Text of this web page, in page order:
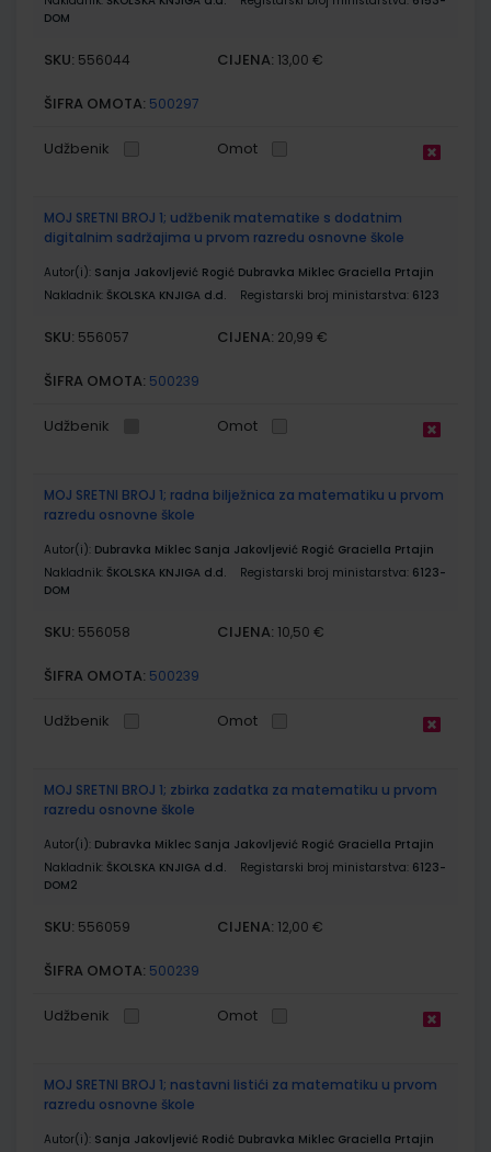
DOM
SKU: 556044 CIJENA: 13,00 €
ŠIFRA OMOTA: 500297
Udžbenik Omot
MOJ SRETNI BROJ 1; udžbenik matematike s dodatnim
digitalnim sadržajima u prvom razredu osnovne škole
Autor(i): Sanja Jakovljević Rogić Dubravka Miklec Graciella Prtajin
Nakladnik: ŠKOLSKA KNJIGA d.d. Registarski broj ministarstva: 6123
SKU: 556057 CIJENA: 20,99 €
ŠIFRA OMOTA: 500239
Udžbenik Omot
MOJ SRETNI BROJ 1; radna bilježnica za matematiku u prvom
razredu osnovne škole
Autor(i): Dubravka Miklec Sanja Jakovljević Rogić Graciella Prtajin
Nakladnik: ŠKOLSKA KNJIGA d.d. Registarski broj ministarstva: 6123-
DOM
SKU: 556058 CIJENA: 10,50 €
ŠIFRA OMOTA: 500239
Udžbenik Omot
MOJ SRETNI BROJ 1; zbirka zadatka za matematiku u prvom
razredu osnovne škole
Autor(i): Dubravka Miklec Sanja Jakovljević Rogić Graciella Prtajin
Nakladnik: ŠKOLSKA KNJIGA d.d. Registarski broj ministarstva: 6123-
DOM2
SKU: 556059 CIJENA: 12,00 €
ŠIFRA OMOTA: 500239
Udžbenik Omot
MOJ SRETNI BROJ 1; nastavni listići za matematiku u prvom
razredu osnovne škole
Autor(i): Sanja Jakovljević Rodić Dubravka Miklec Graciella Prtajin